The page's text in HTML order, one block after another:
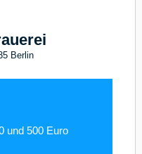
Berlin
und 500 Euro